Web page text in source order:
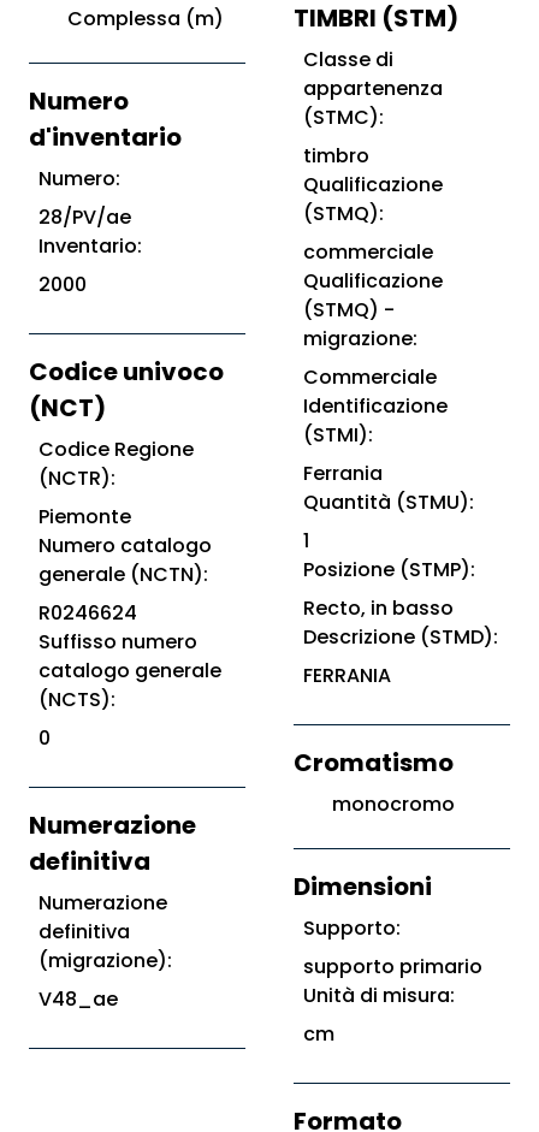
Complessa (m)
Numero
d'inventario
Numero:
28/PV/ae
Inventario:
2000
Codice univoco
(NCT)
Codice Regione
(NCTR):
Piemonte
Numero catalogo
generale (NCTN):
R0246624
Suffisso numero
catalogo generale
(NCTS):
0
Numerazione
definitiva
Numerazione
definitiva
(migrazione):
V48_ae
TIMBRI (STM)
Classe di
appartenenza
(STMC):
timbro
Qualificazione
(STMQ):
commerciale
Qualificazione
(STMQ) -
migrazione:
Commerciale
Identificazione
(STMI):
Ferrania
Quantità (STMU):
1
Posizione (STMP):
Recto, in basso
Descrizione (STMD):
FERRANIA
Cromatismo
monocromo
Dimensioni
Supporto:
supporto primario
Unità di misura:
cm
Formato